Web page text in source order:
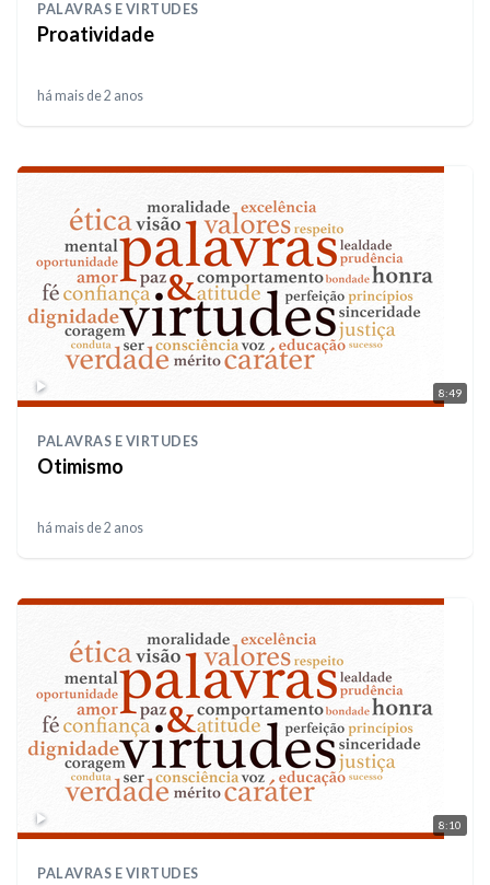
PALAVRAS E VIRTUDES
Proatividade
há mais de 2 anos
8:49
PALAVRAS E VIRTUDES
Otimismo
há mais de 2 anos
8:10
PALAVRAS E VIRTUDES